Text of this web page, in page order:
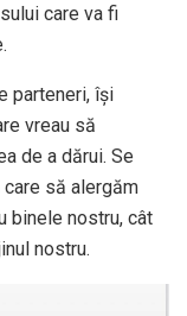
care va fi
parteneri, îşi
vreau să
de a dărui. Se
care să alergăm
binele nostru, cât
nostru.